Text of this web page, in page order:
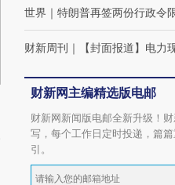
世界 ｜ 特朗普再签两份行政令
财新周刊 ｜ 【封面报道】电力
财新网主编精选版电邮
财新网新闻版电邮全新升级！
写，每个工作日定时投递，篇
引。